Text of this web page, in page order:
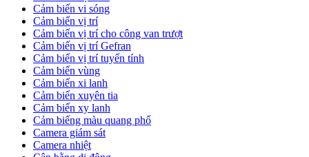
Cảm biến vi sóng
Cảm biến vị trí
Cảm biến vị trí cho công van trượt
Cảm biến vị trí Gefran
Cảm biến vị trí tuyến tính
Cảm biến vùng
Cảm biến xi lanh
Cảm biến xuyên tia
Cảm biến xy lanh
Cảm biếng màu quang phổ
Camera giám sát
Camera nhiệt